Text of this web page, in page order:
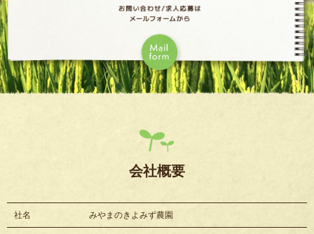
会社概要
社名 みやまのきよみず農園